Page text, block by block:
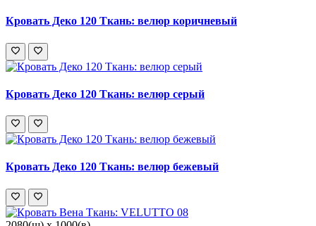
Кровать Деко 120 Ткань: велюр коричневый
Кровать Деко 120 Ткань: велюр серый
Кровать Деко 120 Ткань: велюр бежевый